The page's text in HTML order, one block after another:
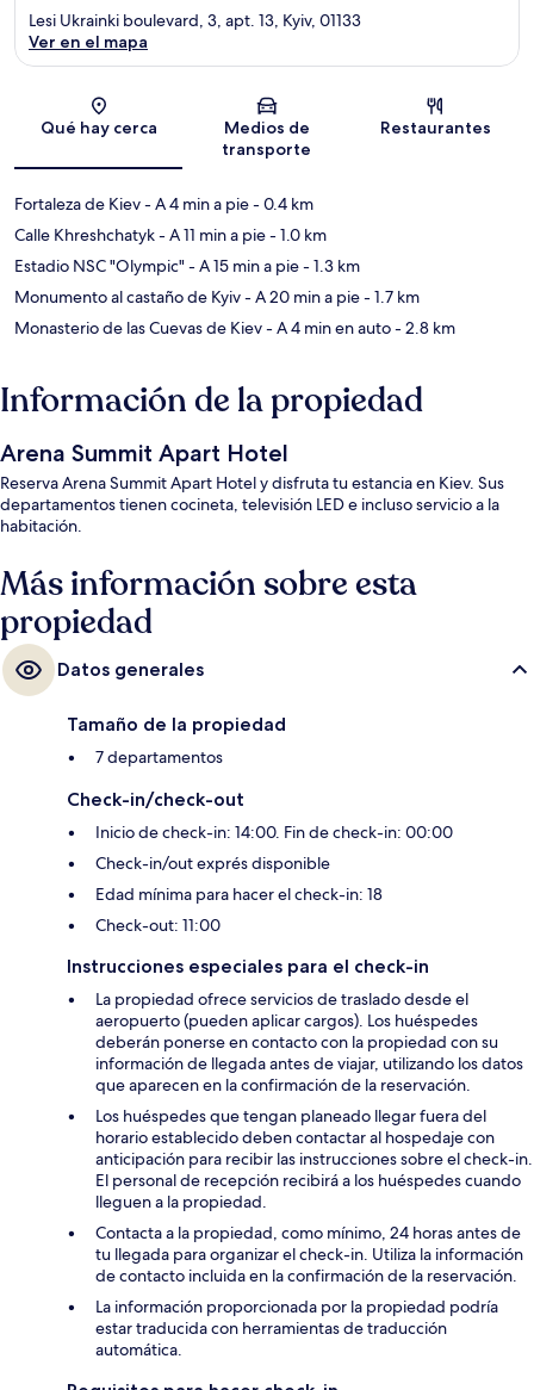
Sección del mapa
Lesi Ukrainki boulevard, 3, apt. 13, Kyiv, 01133
Ver en el mapa
Qué hay cerca
Medios de
transporte
Restaurantes
Fortaleza de Kiev- A 4 min a pie- 0.4 km
Calle Khreshchatyk- A 11 min a pie- 1.0 km
Estadio NSC "Olympic"- A 15 min a pie- 1.3 km
Monumento al castaño de Kyiv- A 20 min a pie- 1.7 km
Monasterio de las Cuevas de Kiev- A 4 min en auto- 2.8 km
Información de la propiedad
Arena Summit Apart Hotel
Reserva Arena Summit Apart Hotel y disfruta tu estancia en Kiev. Sus
departamentos tienen cocineta, televisión LED e incluso servicio a la
habitación.
Más información sobre esta
propiedad
Datos generales
Tamaño de la propiedad
7 departamentos
Check-in/check-out
Inicio de check-in: 14:00. Fin de check-in: 00:00
Check-in/out exprés disponible
Edad mínima para hacer el check-in: 18
Check-out: 11:00
Instrucciones especiales para el check-in
La propiedad ofrece servicios de traslado desde el
aeropuerto (pueden aplicar cargos). Los huéspedes
deberán ponerse en contacto con la propiedad con su
información de llegada antes de viajar, utilizando los datos
que aparecen en la confirmación de la reservación.
Los huéspedes que tengan planeado llegar fuera del
horario establecido deben contactar al hospedaje con
anticipación para recibir las instrucciones sobre el check-in.
El personal de recepción recibirá a los huéspedes cuando
lleguen a la propiedad.
Contacta a la propiedad, como mínimo, 24 horas antes de
tu llegada para organizar el check-in. Utiliza la información
de contacto incluida en la confirmación de la reservación.
La información proporcionada por la propiedad podría
estar traducida con herramientas de traducción
automática.